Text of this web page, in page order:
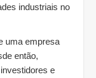
industriais no
uma empresa
então,
e